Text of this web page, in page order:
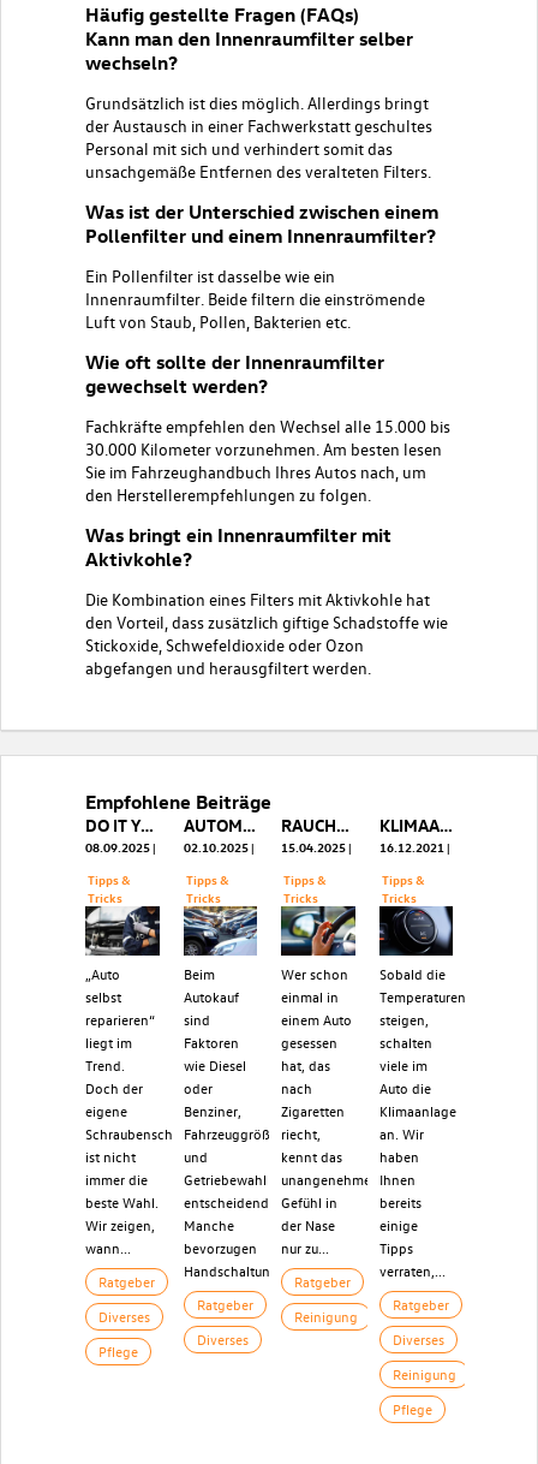
Häufig gestellte Fragen (FAQs)
Kann man den Innenraumfilter selber
wechseln?
Grundsätzlich ist dies möglich. Allerdings bringt
der Austausch in einer Fachwerkstatt geschultes
Personal mit sich und verhindert somit das
unsachgemäße Entfernen des veralteten Filters.
Was ist der Unterschied zwischen einem
Pollenfilter und einem Innenraumfilter?
Ein Pollenfilter ist dasselbe wie ein
Innenraumfilter. Beide filtern die einströmende
Luft von Staub, Pollen, Bakterien etc.
Wie oft sollte der Innenraumfilter
gewechselt werden?
Fachkräfte empfehlen den Wechsel alle 15.000 bis
30.000 Kilometer vorzunehmen. Am besten lesen
Sie im Fahrzeughandbuch Ihres Autos nach, um
den Herstellerempfehlungen zu folgen.
Was bringt ein Innenraumfilter mit
Aktivkohle?
Die Kombination eines Filters mit Aktivkohle hat
den Vorteil, dass zusätzlich giftige Schadstoffe wie
Stickoxide, Schwefeldioxide oder Ozon
abgefangen und herausgfiltert werden.
Empfohlene Beiträge
DO IT YOURSELF? WARUM DIE WERKSTATT OFT DER BESSERE SCHRAUBENSCHLÜSSEL IST
08.09.2025
Tipps &
Tricks
„Auto
selbst
reparieren“
liegt im
Trend.
Doch der
eigene
Schraubenschlüssel
ist nicht
immer die
beste Wahl.
Wir zeigen,
wann...
Ratgeber
Diverses
Pflege
AUTOMATIK ODER SCHALTGETRIEBE: TIPPS FÜR DIE RICHTIGE WAHL
02.10.2025
Tipps &
Tricks
Beim
Autokauf
sind
Faktoren
wie Diesel
oder
Benziner,
Fahrzeuggröße
und
Getriebewahl
entscheidend.
Manche
bevorzugen
Handschaltung,...
Ratgeber
Diverses
RAUCHGERUCH AUS DEM AUTO ENTFERNEN - SO KLAPPT'S SCHNELL & EINFACH
15.04.2025
Tipps &
Tricks
Wer schon
einmal in
einem Auto
gesessen
hat, das
nach
Zigaretten
riecht,
kennt das
unangenehme
Gefühl in
der Nase
nur zu...
Ratgeber
Reinigung
KLIMAANLAGE IM WINTER
16.12.2021
Tipps &
Tricks
Sobald die
Temperaturen
steigen,
schalten
viele im
Auto die
Klimaanlage
an. Wir
haben
Ihnen
bereits
einige
Tipps
verraten,...
Ratgeber
Diverses
Reinigung
Pflege